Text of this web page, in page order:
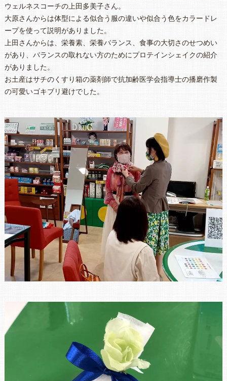
ウェルネスコーチの上田多美子さん。
大原さんからは体型による似合う服の違いや似合う色をカラードレ
ープを使って説明がありました。
上田さんからは、栄養素、栄養バランス、食事の大切さのせつめい
があり、バランスの取れない方のためにプロテインシェイクの紹介
がありました。
お土産はサチのくすり箱の薬剤師で抗加齢医学会指導士の播磨作製
の可愛いゴキブリ避けでした。